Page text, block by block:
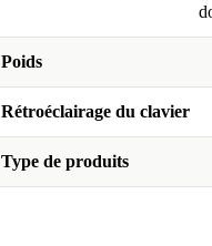
Poids
Rétroéclairage du clavier
Type de produits